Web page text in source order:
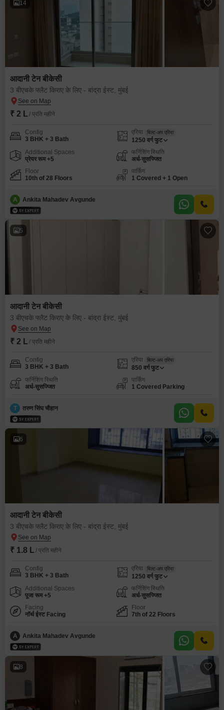
14
आदानी टेन बीकेसी
3 बीएचके फ्लैट किराए के लिए - बांद्रा ईस्ट, मुंबई
₹ 2 L / प्रति महीने
Config
3 BHK + 3 Bath
एरिया बिल्ट-अप एरिया
1250 वर्ग फुट
Additional Spaces
प्रेयर रूम +5
फर्निशिंग स्थिति
अर्ध-सुसज्जित
Floor
10th of 28 Floors
पार्किंग
1 Covered + 1 Open
A Ankita Mahadev Avgunde
5
आदानी टेन बीकेसी
3 बीएचके फ्लैट किराए के लिए - बांद्रा ईस्ट, मुंबई
₹ 2 L / प्रति महीने
Config
3 BHK + 3 Bath
एरिया बिल्ट-अप एरिया
850 वर्ग फुट
फर्निशिंग स्थिति
अर्ध-सुसज्जित
पार्किंग
1 Covered Parking
T तरुण सिंघ चौहान
6
आदानी टेन बीकेसी
3 बीएचके फ्लैट किराए के लिए - बांद्रा ईस्ट, मुंबई
₹ 1.8 L / प्रति महीने
Config
3 BHK + 3 Bath
एरिया बिल्ट-अप एरिया
1250 वर्ग फुट
Additional Spaces
पूजा रूम +5
फर्निशिंग स्थिति
अर्ध-सुसज्जित
Facing
नॉर्थ ईस्ट Facing
Floor
7th of 22 Floors
A Ankita Mahadev Avgunde
8